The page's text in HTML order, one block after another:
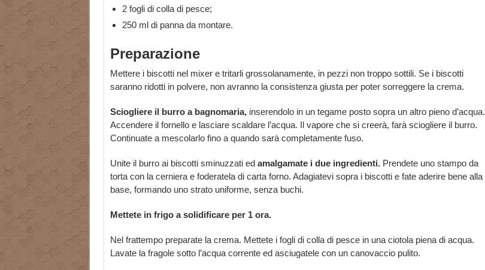
2 fogli di colla di pesce;
250 ml di panna da montare.
Preparazione
Mettere i biscotti nel mixer e tritarli grossolanamente, in pezzi non troppo sottili. Se i biscotti
saranno ridotti in polvere, non avranno la consistenza giusta per poter sorreggere la crema.
Sciogliere il burro a bagnomaria,inserendolo in un tegame posto sopra un altro pieno d’acqua.
Accendere il fornello e lasciare scaldare l’acqua. Il vapore che si creerà, farà sciogliere il burro.
Continuate a mescolarlo fino a quando sarà completamente fuso.
Unite il burro ai biscotti sminuzzati ed amalgamate i due ingredienti.Prendete uno stampo da
torta con la cerniera e foderatela di carta forno. Adagiatevi sopra i biscotti e fate aderire bene alla
base, formando uno strato uniforme, senza buchi.
Mettete in frigo a solidificare per 1 ora.
Nel frattempo preparate la crema. Mettete i fogli di colla di pesce in una ciotola piena di acqua.
Lavate la fragole sotto l’acqua corrente ed asciugatele con un canovaccio pulito.